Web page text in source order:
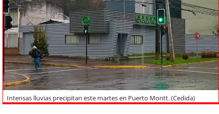
Tecnología
Sostenibilidad
soychile
soyarica
Intensas lluvias precipitan este martes en Puerto Montt. (Cedida)